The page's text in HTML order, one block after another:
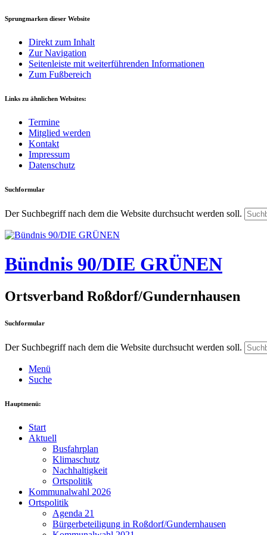
Sprungmarken dieser Website
Direkt zum Inhalt
Zur Navigation
Seitenleiste mit weiterführenden Informationen
Zum Fußbereich
Links zu ähnlichen Websites:
Termine
Mitglied werden
Kontakt
Impressum
Datenschutz
Suchformular
Der Suchbegriff nach dem die Website durchsucht werden soll.
Bündnis 90/DIE GRÜNEN
Ortsverband Roßdorf/Gundernhausen
Suchformular
Der Suchbegriff nach dem die Website durchsucht werden soll.
Menü
Suche
Hauptmenü:
Start
Aktuell
Busfahrplan
Klimaschutz
Nachhaltigkeit
Ortspolitik
Kommunalwahl 2026
Ortspolitik
Agenda 21
Bürgerbeteiligung in Roßdorf/Gundernhausen